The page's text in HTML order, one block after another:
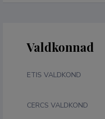
Valdkonnad
ETIS VALDKOND
CERCS VALDKOND